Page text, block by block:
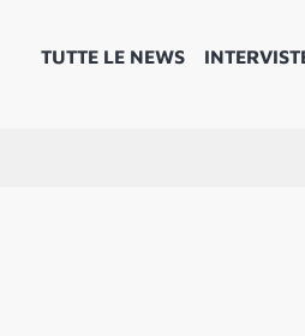
TUTTE LE NEWS